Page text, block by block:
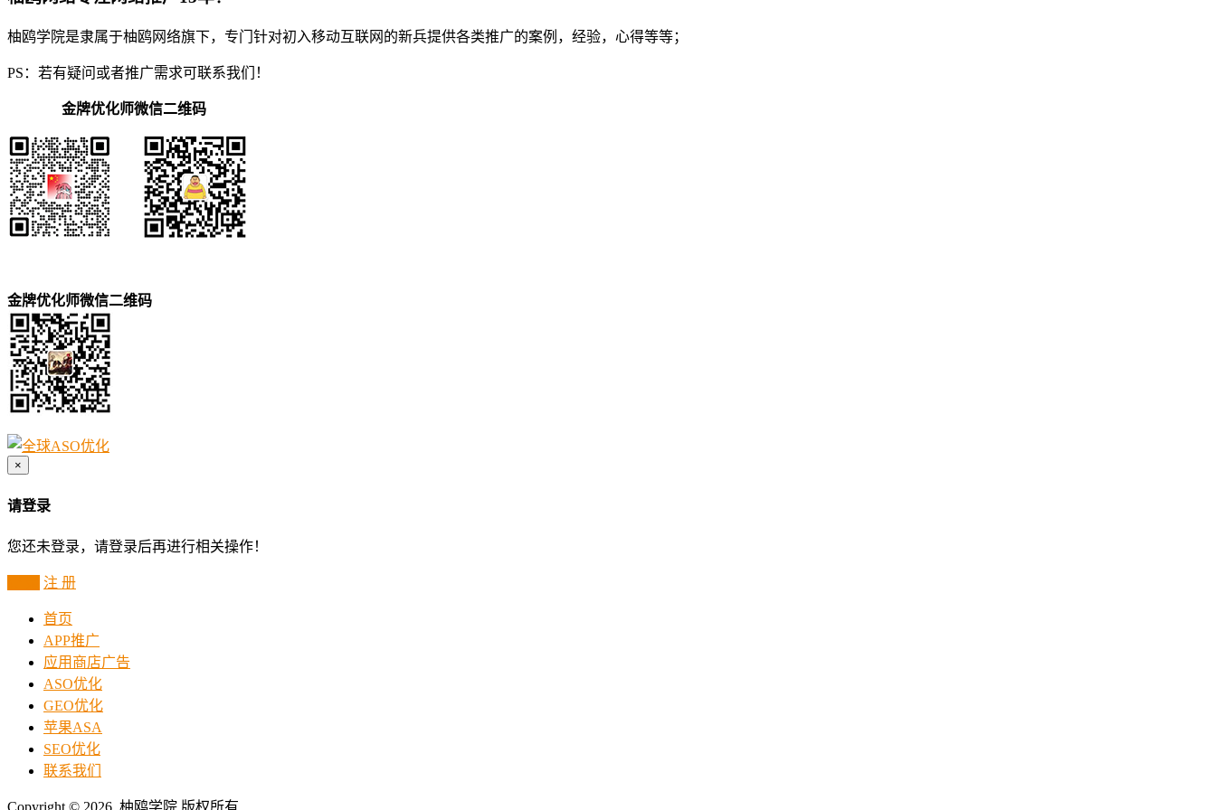
柚鸥学院是隶属于柚鸥网络旗下，专门针对初入移动互联网的新兵提供各类推广的案例，经验，心得等等；
PS：若有疑问或者推广需求可联系我们！
金牌优化师微信二维码
金牌优化师微信二维码
×
请登录
您还未登录，请登录后再进行相关操作！
注 册
首页
APP推广
应用商店广告
ASO优化
GEO优化
苹果ASA
SEO优化
联系我们